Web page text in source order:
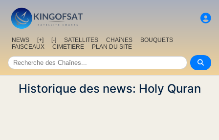
NEWS [+] [-] SATELLITES CHAîNES
BOUQUETS
FAISCEAUX
CIMETIERE PLAN DU SITE
Historique des news: Holy Quran